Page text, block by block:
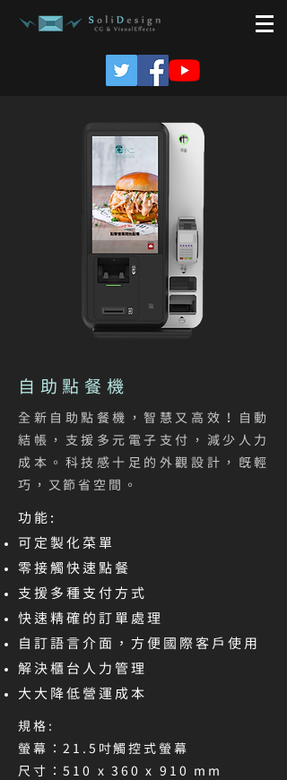
自助點餐機
全新自助點餐機，智慧又高效！自動
結帳，支援多元電子支付，減少人力
成本。科技感十足的外觀設計，既輕
巧，又節省空間。
功能:
可定製化菜單
零接觸快速點餐
支援多種支付方式
快速精確的訂單處理
自訂語言介面，方便國際客戶使用
解決櫃台人力管理
大大降低營運成本
規格:
螢幕：21.5吋觸控式螢幕​
尺寸：510 x 360 x 910 mm​